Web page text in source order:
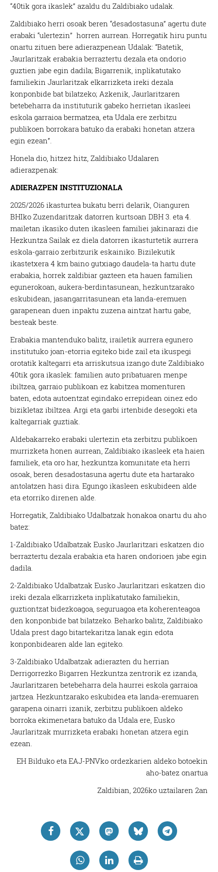
“40tik gora ikaslek” azaldu du Zaldibiako udalak.
Zaldibiako herri osoak beren “desadostasuna” agertu dute
erabaki “ulertezin” horren aurrean. Horregatik hiru puntu
onartu zituen bere adierazpenean Udalak: “Batetik,
Jaurlaritzak erabakia berraztertu dezala eta ondorio
guztien jabe egin dadila; Bigarrenik, inplikatutako
familiekin Jaurlaritzak elkarrizketa ireki dezala
konponbide bat bilatzeko; Azkenik, Jaurlaritzaren
betebeharra da instituturik gabeko herrietan ikasleei
eskola garraioa bermatzea, eta Udala ere zerbitzu
publikoen borrokara batuko da erabaki honetan atzera
egin ezean”.
Honela dio, hitzez hitz, Zaldibiako Udalaren
adierazpenak:
ADIERAZPEN INSTITUZIONALA
2025/2026 ikasturtea bukatu berri delarik, Oianguren
BHIko Zuzendaritzak datorren kurtsoan DBH 3. eta 4.
mailetan ikasiko duten ikasleen familiei jakinarazi die
Hezkuntza Sailak ez diela datorren ikasturtetik aurrera
eskola-garraio zerbitzurik eskainiko. Bizilekutik
ikastetxera 4 km baino gutxiago daudela-ta hartu dute
erabakia, horrek zaldibiar gazteen eta hauen familien
egunerokoan, aukera-berdintasunean, hezkuntzarako
eskubidean, jasangarritasunean eta landa-eremuen
garapenean duen inpaktu zuzena aintzat hartu gabe,
besteak beste.
Erabakia mantenduko balitz, irailetik aurrera egunero
institutuko joan-etorria egiteko bide zail eta ikuspegi
orotatik kaltegarri eta arriskutsua izango dute Zaldibiako
40tik gora ikaslek: familien auto pribatuaren menpe
ibiltzea, garraio publikoan ez kabitzea momenturen
baten, edota autoentzat egindako errepidean oinez edo
bizikletaz ibiltzea. Argi eta garbi irtenbide desegoki eta
kaltegarriak guztiak.
Aldebakarreko erabaki ulertezin eta zerbitzu publikoen
murrizketa honen aurrean, Zaldibiako ikasleek eta haien
familiek, eta oro har, hezkuntza komunitate eta herri
osoak, beren desadostasuna agertu dute eta hartarako
antolatzen hasi dira. Egungo ikasleen eskubideen alde
eta etorriko direnen alde.
Horregatik, Zaldibiako Udalbatzak honakoa onartu du aho
batez:
1-Zaldibiako Udalbatzak Eusko Jaurlaritzari eskatzen dio
berraztertu dezala erabakia eta haren ondorioen jabe egin
dadila.
2-Zaldibiako Udalbatzak Eusko Jaurlaritzari eskatzen dio
ireki dezala elkarrizketa inplikatutako familiekin,
guztiontzat bidezkoagoa, seguruagoa eta koherenteagoa
den konponbide bat bilatzeko. Beharko balitz, Zaldibiako
Udala prest dago bitartekaritza lanak egin edota
konponbidearen alde lan egiteko.
3-Zaldibiako Udalbatzak adierazten du herrian
Derrigorrezko Bigarren Hezkuntza zentrorik ez izanda,
Jaurlaritzaren betebeharra dela haurrei eskola garraioa
jartzea. Hezkuntzarako eskubidea eta landa-eremuaren
garapena oinarri izanik, zerbitzu publikoen aldeko
borroka ekimenetara batuko da Udala ere, Eusko
Jaurlaritzak murrizketa erabaki honetan atzera egin
ezean.
EH Bilduko eta EAJ-PNVko ordezkarien aldeko botoekin
aho-batez onartua
Zaldibian, 2026ko uztailaren 2an